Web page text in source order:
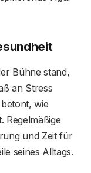
Bühne stand,
an Stress
wie
Regelmäßige
und Zeit für
seines Alltags.